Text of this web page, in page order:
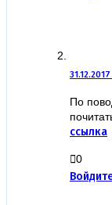
По
ссылка
0